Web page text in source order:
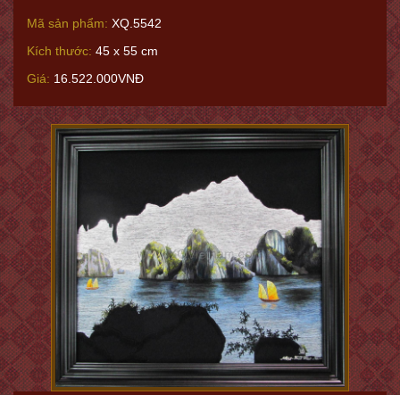
Mã sản phẩm: XQ.5542
Kích thước: 45 x 55 cm
Giá: 16.522.000VNĐ